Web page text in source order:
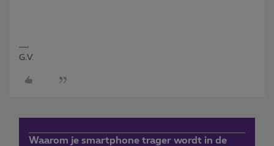
G.V.
Waarom je smartphone trager wordt in de